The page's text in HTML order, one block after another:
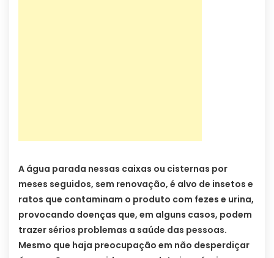
A água parada nessas caixas ou cisternas por
meses seguidos, sem renovação, é alvo de insetos e
ratos que contaminam o produto com fezes e urina,
provocando doenças que, em alguns casos, podem
trazer sérios problemas a saúde das pessoas.
Mesmo que haja preocupação em não desperdiçar